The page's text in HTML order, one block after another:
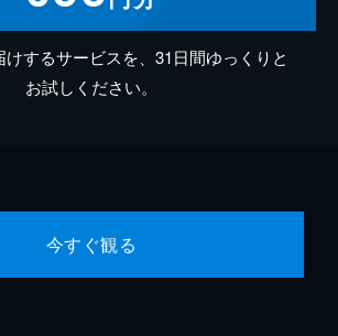
するサービスを、31日間ゆっくりと
お試しください。
今すぐ観る